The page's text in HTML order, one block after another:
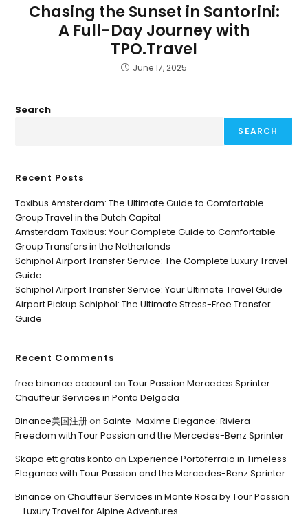
Chasing the Sunset in Santorini:
A Full-Day Journey with
TPO.Travel
June 17, 2025
Search
SEARCH
Recent Posts
Taxibus Amsterdam: The Ultimate Guide to Comfortable
Group Travel in the Dutch Capital
Amsterdam Taxibus: Your Complete Guide to Comfortable
Group Transfers in the Netherlands
Schiphol Airport Transfer Service: The Complete Luxury Travel
Guide
Schiphol Airport Transfer Service: Your Ultimate Travel Guide
Airport Pickup Schiphol: The Ultimate Stress-Free Transfer
Guide
Recent Comments
free binance accountonTour Passion Mercedes Sprinter
Chauffeur Services in Ponta Delgada
Binance美国注册onSainte-Maxime Elegance: Riviera
Freedom with Tour Passion and the Mercedes-Benz Sprinter
Skapa ett gratis konto onExperience Portoferraio in Timeless
Elegance with Tour Passion and the Mercedes-Benz Sprinter
Binance onChauffeur Services in Monte Rosa by Tour Passion
– Luxury Travel for Alpine Adventures